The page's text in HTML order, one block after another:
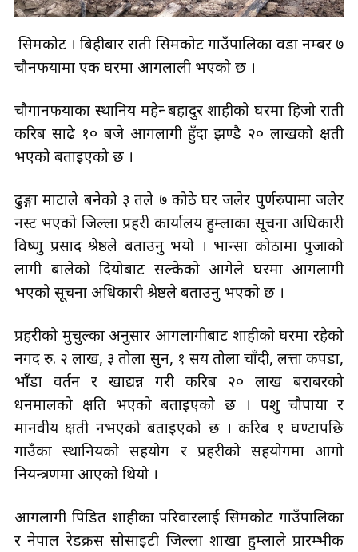
सिमकोट । बिहीबार राती सिमकोट गाउँपालिका वडा नम्बर ७
चौनफयामा एक घरमा आगलाली भएको छ ।
चौगानफयाका स्थानिय महेन्द्र बहादुर शाहीको घरमा हिजो राती
करिब साढे १० बजे आगलागी हुँदा झण्डै २० लाखको क्षती
भएको बताइएको छ ।
ढुङ्गा माटाले बनेको ३ तले ७ कोठे घर जलेर पुर्णरुपामा जलेर
नस्ट भएको जिल्ला प्रहरी कार्यालय हुम्लाका सूचना अधिकारी
विष्णु प्रसाद श्रेष्ठले बताउनु भयो । भान्सा कोठामा पुजाको
लागी बालेको दियोबाट सल्केको आगेले घरमा आगलागी
भएको सूचना अधिकारी श्रेष्ठले बताउनु भएको छ ।
प्रहरीको मुचुल्का अनुसार आगलागीबाट शाहीको घरमा रहेको
नगद रु. २ लाख, ३ तोला सुन, १ सय तोला चाँदी, लत्ता कपडा,
भाँडा वर्तन र खाद्यन्न गरी करिब २० लाख बराबरको
धनमालको क्षति भएको बताइएको छ । पशु चौपाया र
मानवीय क्षती नभएको बताइएको छ । करिब १ घण्टापछि
गाउँका स्थानियको सहयोग र प्रहरीको सहयोगमा आगो
नियन्त्रणमा आएको थियो ।
आगलागी पिडित शाहीका परिवारलाई सिमकोट गाउँपालिका
र नेपाल रेडक्रस सोसाइटी जिल्ला शाखा हुम्लाले प्रारम्भीक